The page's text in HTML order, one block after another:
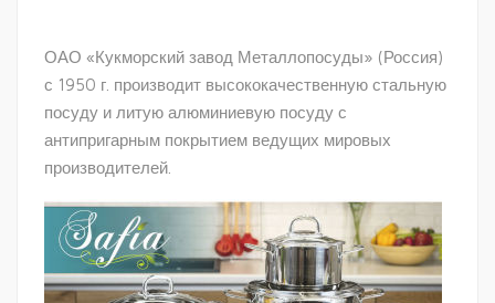
ОАО «Кукморский завод Металлопосуды» (Россия)
с 1950 г. производит высококачественную стальную
посуду и литую алюминиевую посуду с
антипригарным покрытием ведущих мировых
производителей.